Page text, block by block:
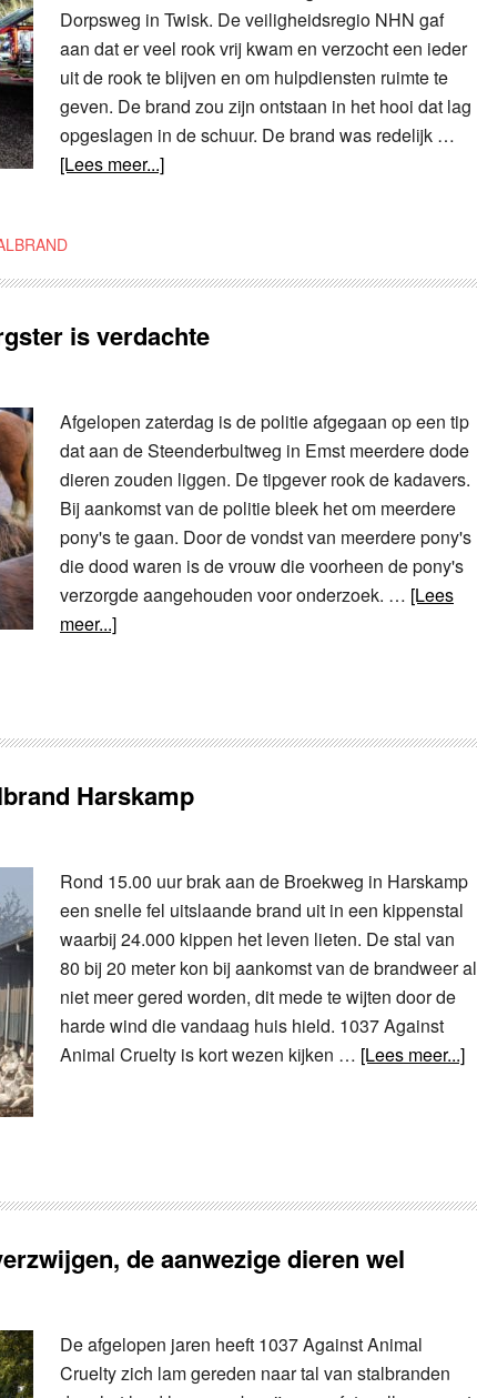
Dorpsweg in Twisk. De veiligheidsregio NHN gaf
aan dat er veel rook vrij kwam en verzocht een ieder
uit de rook te blijven en om hulpdiensten ruimte te
geven. De brand zou zijn ontstaan in het hooi dat lag
opgeslagen in de schuur. De brand was redelijk …
[Lees meer...]
is verdachte
Afgelopen zaterdag is de politie afgegaan op een tip
dat aan de Steenderbultweg in Emst meerdere dode
dieren zouden liggen. De tipgever rook de kadavers.
Bij aankomst van de politie bleek het om meerdere
pony's te gaan. Door de vondst van meerdere pony's
die dood waren is de vrouw die voorheen de pony's
verzorgde aangehouden voor onderzoek. … [Lees
meer...]
Harskamp
Rond 15.00 uur brak aan de Broekweg in Harskamp
een snelle fel uitslaande brand uit in een kippenstal
waarbij 24.000 kippen het leven lieten. De stal van
80 bij 20 meter kon bij aankomst van de brandweer al
niet meer gered worden, dit mede te wijten door de
harde wind die vandaag huis hield. 1037 Against
Animal Cruelty is kort wezen kijken … [Lees meer...]
de aanwezige dieren wel
De afgelopen jaren heeft 1037 Against Animal
Cruelty zich lam gereden naar tal van stalbranden